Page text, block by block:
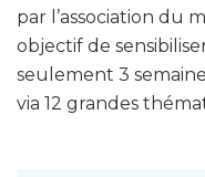
par l’association du
objectif de
seulement 3
via 12 grandes